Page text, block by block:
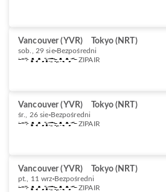
Vancouver (YVR) Tokyo (NRT)
sob., 29 sie Bezpośredni
ZIPAIR
Vancouver (YVR) Tokyo (NRT)
śr., 26 sie Bezpośredni
ZIPAIR
Vancouver (YVR) Tokyo (NRT)
pt., 11 wrz Bezpośredni
ZIPAIR